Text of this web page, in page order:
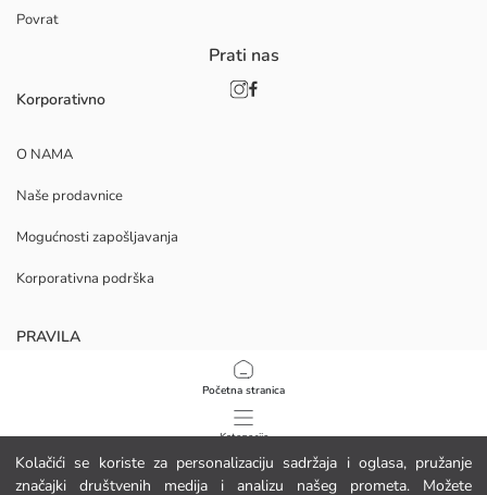
Kolačići se koriste za personalizaciju sadržaja i oglasa, pružanje
značajki društvenih medija i analizu našeg prometa. Možete
Početna stranica
Kategorije
Moja košarica
Povrat
Korporativno
O NAMA
Naše prodavnice
Mogućnosti zapošljavanja
Korporativna podrška
PRAVILA
Politika privatnosti i sigurnosti podataka
Uvjeti korištenja
Politika kolačića
Prati nas